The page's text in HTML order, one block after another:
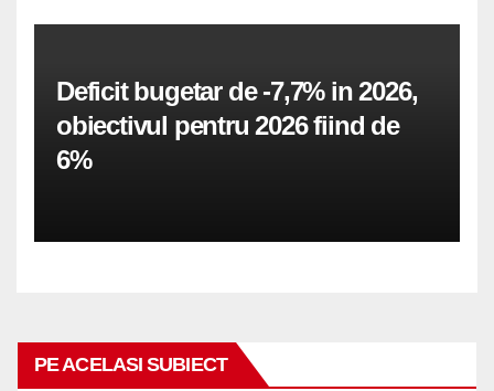
Deficit bugetar de -7,7% in 2026,
obiectivul pentru 2026 fiind de
6%
PE ACELASI SUBIECT